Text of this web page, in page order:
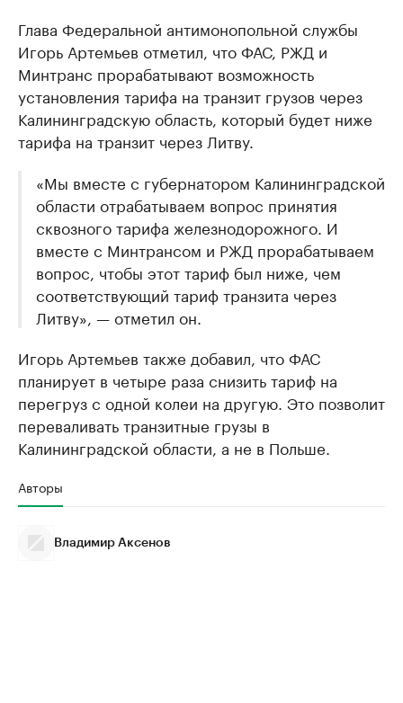
Глава Федеральной антимонопольной службы
Игорь Артемьев отметил, что ФАС, РЖД и
Минтранс прорабатывают возможность
установления тарифа на транзит грузов через
Калининградскую область, который будет ниже
тарифа на транзит через Литву.
«Мы вместе с губернатором Калининградской
области отрабатываем вопрос принятия
сквозного тарифа железнодорожного. И
вместе с Минтрансом и РЖД прорабатываем
вопрос, чтобы этот тариф был ниже, чем
соответствующий тариф транзита через
Литву», — отметил он.
Игорь Артемьев также добавил, что ФАС
планирует в четыре раза снизить тариф на
перегруз с одной колеи на другую. Это позволит
переваливать транзитные грузы в
Калининградской области, а не в Польше.
Авторы
Владимир Аксенов